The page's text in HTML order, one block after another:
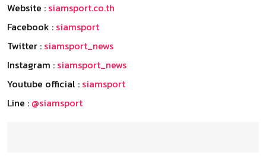
Website : siamsport.co.th
Facebook : siamsport
Twitter : siamsport_news
Instagram : siamsport_news
Youtube official : siamsport
Line : @siamsport